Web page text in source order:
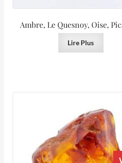
Ambre, Le Quesnoy, Oise,
Lire Plus